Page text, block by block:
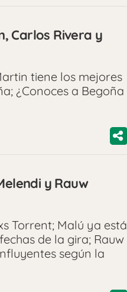
Carlos Rivera y
tiene los mejores
¿Conoces a Begoña
y Rauw
Torrent; Malú ya está
de la gira; Rauw
según la